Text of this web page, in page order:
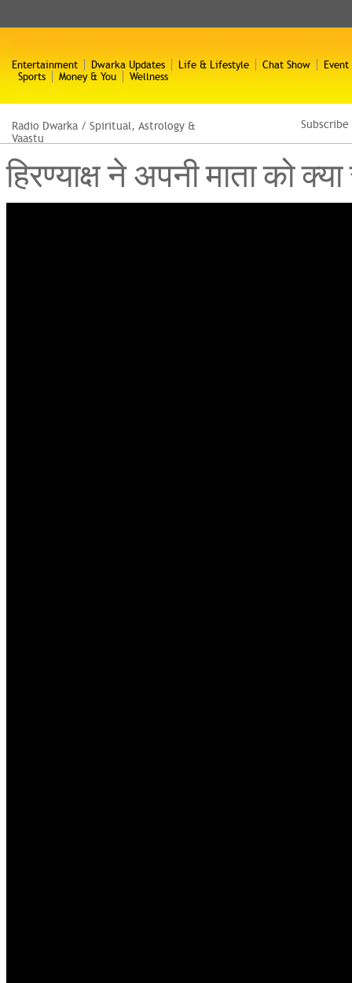
Entertainment Dwarka Updates Life & Lifestyle Chat Show
Event
Sports
Money & You Wellness
Radio Dwarka / Spiritual, Astrology &
Vaastu
हिरण्याक्ष ने अपनी माता को